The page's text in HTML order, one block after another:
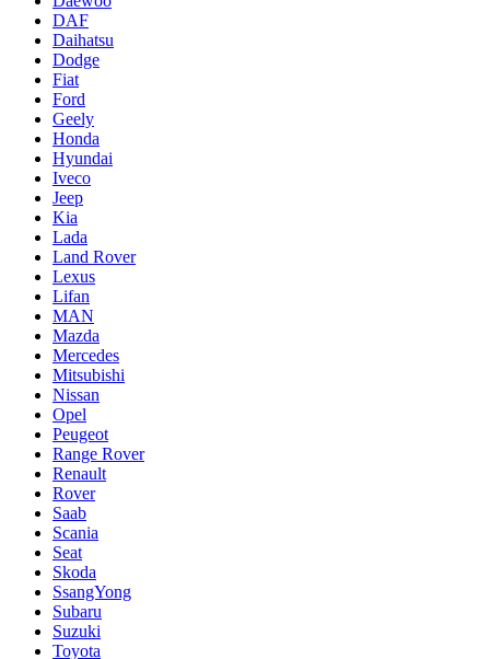
DAF
Daihatsu
Dodge
Fiat
Ford
Geely
Honda
Hyundai
Iveco
Jeep
Kia
Lada
Land Rover
Lexus
Lifan
MAN
Mazda
Mercedes
Mitsubishi
Nissan
Opel
Peugeot
Range Rover
Renault
Rover
Saab
Scania
Seat
Skoda
SsangYong
Subaru
Suzuki
Toyota